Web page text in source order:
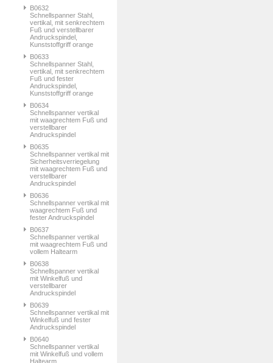
B0632
Schnellspanner Stahl,
vertikal, mit senkrechtem
Fuß und verstellbarer
Andruckspindel,
Kunststoffgriff orange
B0633
Schnellspanner Stahl,
vertikal, mit senkrechtem
Fuß und fester
Andruckspindel,
Kunststoffgriff orange
B0634
Schnellspanner vertikal
mit waagrechtem Fuß und
verstellbarer
Andruckspindel
B0635
Schnellspanner vertikal mit
Sicherheitsverriegelung
mit waagrechtem Fuß und
verstellbarer
Andruckspindel
B0636
Schnellspanner vertikal mit
waagrechtem Fuß und
fester Andruckspindel
B0637
Schnellspanner vertikal
mit waagrechtem Fuß und
vollem Haltearm
B0638
Schnellspanner vertikal
mit Winkelfuß und
verstellbarer
Andruckspindel
B0639
Schnellspanner vertikal mit
Winkelfuß und fester
Andruckspindel
B0640
Schnellspanner vertikal
mit Winkelfuß und vollem
Haltearm